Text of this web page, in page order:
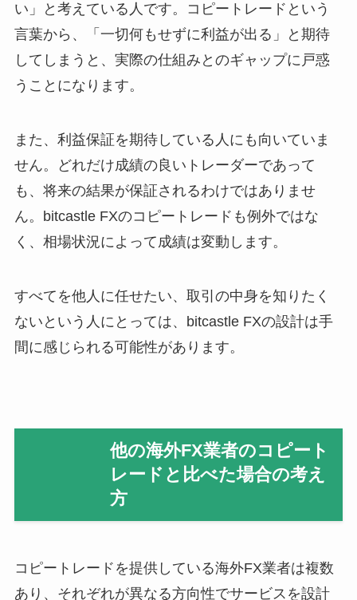
い」と考えている人です。コピートレードという
言葉から、「一切何もせずに利益が出る」と期待
してしまうと、実際の仕組みとのギャップに戸惑
うことになります。
また、利益保証を期待している人にも向いていま
せん。どれだけ成績の良いトレーダーであって
も、将来の結果が保証されるわけではありませ
ん。bitcastle FXのコピートレードも例外ではな
く、相場状況によって成績は変動します。
すべてを他人に任せたい、取引の中身を知りたく
ないという人にとっては、bitcastle FXの設計は手
間に感じられる可能性があります。
他の海外FX業者のコピート
レードと比べた場合の考え
方
コピートレードを提供している海外FX業者は複数
あり、それぞれが異なる方向性でサービスを設計